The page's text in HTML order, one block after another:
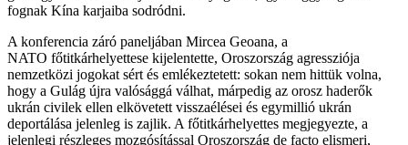
fognak Kína karjaiba sodródni.
A konferencia záró paneljában Mircea Geoana, a
NATO főtitkárhelyettese kijelentette, Oroszország agressziója
nemzetközi jogokat sért és emlékeztetett: sokan nem hittük volna,
hogy a Gulág újra valósággá válhat, márpedig az orosz haderők
ukrán civilek ellen elkövetett visszaélései és egymillió ukrán
deportálása jelenleg is zajlik. A főtitkárhelyettes megjegyezte, a
jelenlegi részleges mozgósítással Oroszország de facto elismeri,